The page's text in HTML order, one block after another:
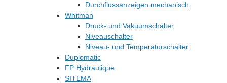
Durchflussanzeigen mechanisch
Whitman
Druck- und Vakuumschalter
Niveauschalter
Niveau- und Temperaturschalter
Duplomatic
FP Hydraulique
SITEMA